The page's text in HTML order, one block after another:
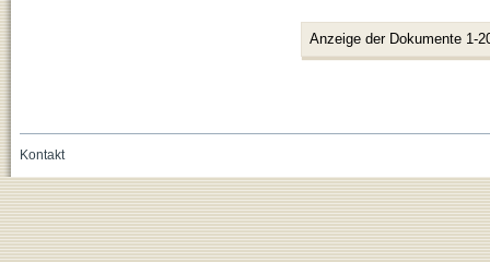
Anzeige der Dokumente 1-
Kontakt